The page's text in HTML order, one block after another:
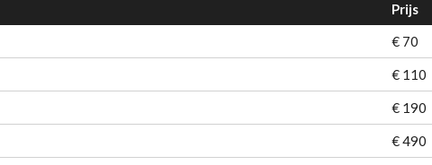
Prijs
€ 70
€ 110
€ 190
€ 490